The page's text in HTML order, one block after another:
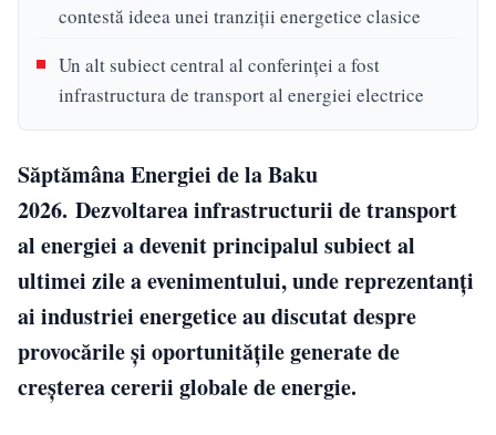
contestă ideea unei tranziții energetice clasice
Un alt subiect central al conferinței a fost
infrastructura de transport al energiei electrice
Săptămâna Energiei de la Baku
2026. Dezvoltarea infrastructurii de transport
al energiei a devenit principalul subiect al
ultimei zile a evenimentului, unde reprezentanți
ai industriei energetice au discutat despre
provocările și oportunitățile generate de
creșterea cererii globale de energie.